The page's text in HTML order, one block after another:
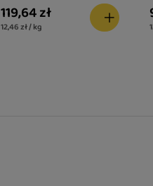
119,64 zł
12,46 zł / kg